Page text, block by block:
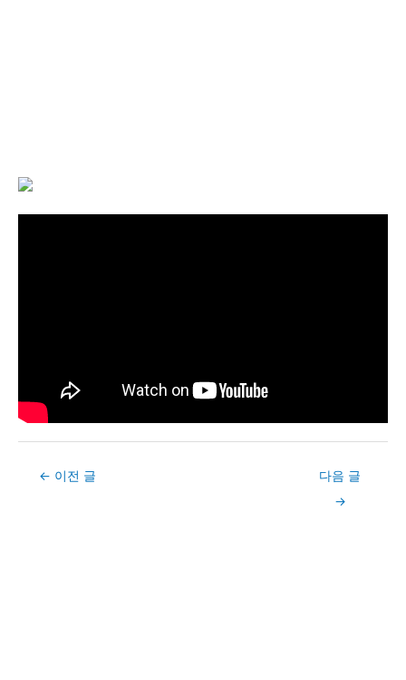
Post← 이전 글
다음 글
→